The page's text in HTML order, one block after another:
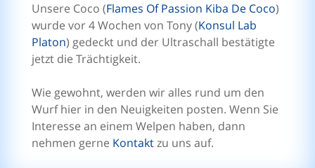
Unsere Coco (Flames Of Passion Kiba De Coco)
wurde vor 4 Wochen von Tony (Konsul Lab
Platon) gedeckt und der Ultraschall bestätigte
jetzt die Trächtigkeit.
Wie gewohnt, werden wir alles rund um den
Wurf hier in den Neuigkeiten posten. Wenn Sie
Interesse an einem Welpen haben, dann
nehmen gerne Kontaktzu uns auf.